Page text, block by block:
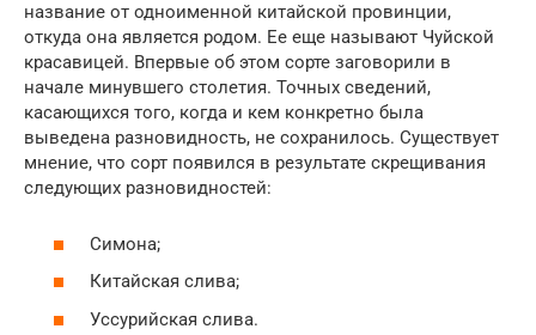
название от одноименной китайской провинции,
откуда она является родом. Ее еще называют Чуйской
красавицей. Впервые об этом сорте заговорили в
начале минувшего столетия. Точных сведений,
касающихся того, когда и кем конкретно была
выведена разновидность, не сохранилось. Существует
мнение, что сорт появился в результате скрещивания
следующих разновидностей:
Симона;
Китайская слива;
Уссурийская слива.